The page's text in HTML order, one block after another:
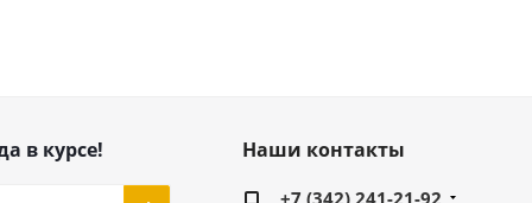
в курсе! Наши контакты
+7 (342) 241-21-92